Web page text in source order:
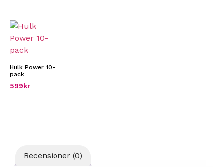
Recensioner (0)
Hulk Power 10-
pack
599kr